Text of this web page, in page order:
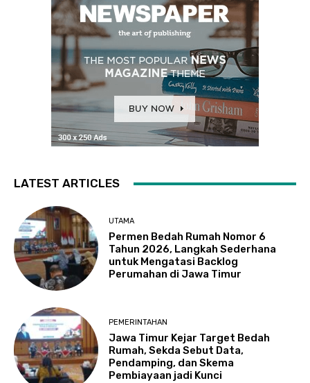
LATEST ARTICLES
UTAMA
Permen Bedah Rumah Nomor 6
Tahun 2026, Langkah Sederhana
untuk Mengatasi Backlog
Perumahan di Jawa Timur
PEMERINTAHAN
Jawa Timur Kejar Target Bedah
Rumah, Sekda Sebut Data,
Pendamping, dan Skema
Pembiayaan jadi Kunci